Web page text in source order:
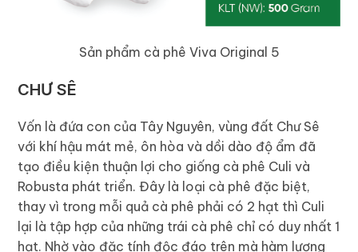
Sản phẩm cà phê Viva Original 5
CHƯ SÊ
Vốn là đứa con của Tây Nguyên, vùng đất Chư Sê
với khí hậu mát mẻ, ôn hòa và dồi dào độ ẩm đã
tạo điều kiện thuận lợi cho giống cà phê Culi và
Robusta phát triển. Đây là loại cà phê đặc biệt,
thay vì trong mỗi quả cà phê phải có 2 hạt thì Culi
lại là tập hợp của những trái cà phê chỉ có duy nhất 1
hạt. Nhờ vào đặc tính độc đáo trên mà hàm lượng